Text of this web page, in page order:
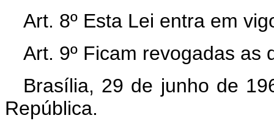
Art. 8º Esta Lei entra em
Art. 9º Ficam revogadas as
Brasília, 29 de junho de
República.